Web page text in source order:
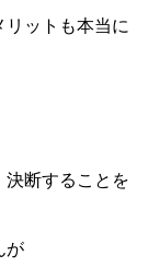
ットも本当に
決断することを
が